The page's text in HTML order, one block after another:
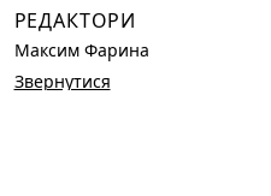
РЕДАКТОРИ
Максим Фарина
Звернутися